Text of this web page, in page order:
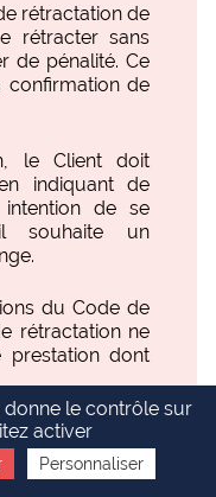
rétractation de
rétracter sans
de pénalité. Ce
de
le Client doit
indiquant de
de se
souhaite un
du Code de
rétractation ne
dont
à SUMMIT
de rétraction
suivante :
Renaudes –
donne le contrôle sur
activer
Personnaliser